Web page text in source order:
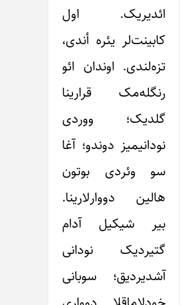
ائدیریک. اول
کابینت‌لر یئره أندی،
تزه‌لندی. اوندان ائو
رنگله‌مک قرارینا
گلدیک؛ ووردی
نودانیمیز دوندو؛ آغا
سو وئردی بوتون
هالین دووارلارینا.
بیر شیکیل آدام
گتیردیک نودانی
آشدیردیق؛ سوبانی